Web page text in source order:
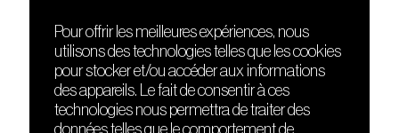
DÉCOUVRIR
Le lieu
Contact
Presse
FRIENDS
Nuits sonores
HEAT
Hôtel71
Pour offrir les meilleures expériences, nous
utilisons des technologies telles que les cookies
pour stocker et/ou accéder aux informations
des appareils. Le fait de consentir à ces
technologies nous permettra de traiter des